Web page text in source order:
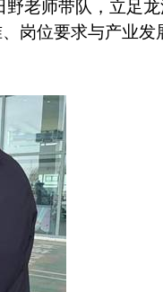
老师带队，立足
岗位要求与产业发